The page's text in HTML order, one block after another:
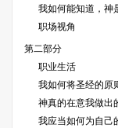
我如何能知道，神
职场视角
第二部分
职业生活
我如何将圣经的原
神真的在意我做出
我应当如何为自己